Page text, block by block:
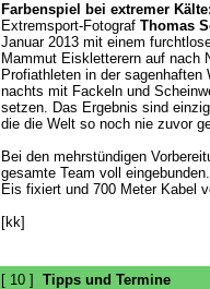
Farbenspiel bei extremer
Extremsport-Fotograf Thomas
Januar 2013 mit einem
Mammut Eiskletterern auf nach
Profiathleten in der sagenhaften
nachts mit Fackeln und
setzen. Das Ergebnis sind
die die Welt so noch nie zuvor
Bei den mehrstündigen
gesamte Team voll
Eis fixiert und 700 Meter Kabel
[kk]
[ 10 ] Tipps und Termine